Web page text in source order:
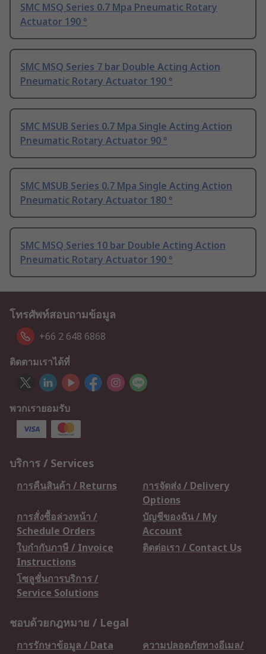
SMC MSQ Series 0.7 Mpa Pneumatic Rotary
Actuator 190 °
SMC MSQ Series 7 bar Double Acting Action
Pneumatic Rotary Actuator 190 °
SMC MSUB Series 0.7 Mpa Single Acting Action
Pneumatic Rotary Actuator 90 °
SMC MSUB Series 0.7 Mpa Single Acting Action
Pneumatic Rotary Actuator 180 °
SMC MSQ Series 10 bar Double Acting Action
Pneumatic Rotary Actuator 190 °
โทรศัพท์สอบถามข้อมูล
+66 2 648 6868
ติดตามเราได้ที่
พวกเรายอมรับ
บริการ / Services
การคืนสินค้า / Returns
การจัดส่ง / Delivery
Options
การสั่งซื้อล่วงหน้า /
Schedule Orders
บัญชีของฉัน / My
Account
ใบกำกับภาษี / Invoice
Instructions
ติดต่อเรา / Contact Us
โซลูชั่นการบริการ /
Service Solutions
ชอบด้วยกฎหมาย / Legal
การรักษาข้อมูล / Data
ความปลอดภัยทางอีเมล/